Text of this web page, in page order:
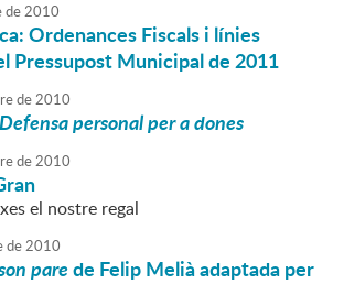
de2010
Ordenances Fiscals i línies
Pressupost Municipal de 2011
de2010
Defensa personal per a dones
de2010
el nostre regal
de2010
parede Felip Melià adaptada per